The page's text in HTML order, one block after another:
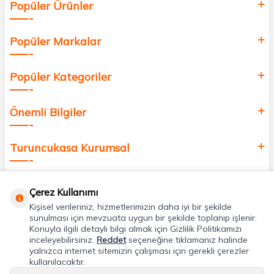
değer katmak için bize katılın!
Popüler Ürünler
Popüler Markalar
Popüler Kategoriler
Önemli Bilgiler
Turuncukasa Kurumsal
Uygulamalarımız
Adres & İletişim
Çerez Kullanımı
Kişisel verileriniz, hizmetlerimizin daha iyi bir şekilde
sunulması için mevzuata uygun bir şekilde toplanıp işlenir.
Konuyla ilgili detaylı bilgi almak için Gizlilik Politikamızı
inceleyebilirsiniz. Reddetseçeneğine tıklamanız halinde
yalnızca internet sitemizin çalışması için gerekli çerezler
kullanılacaktır.